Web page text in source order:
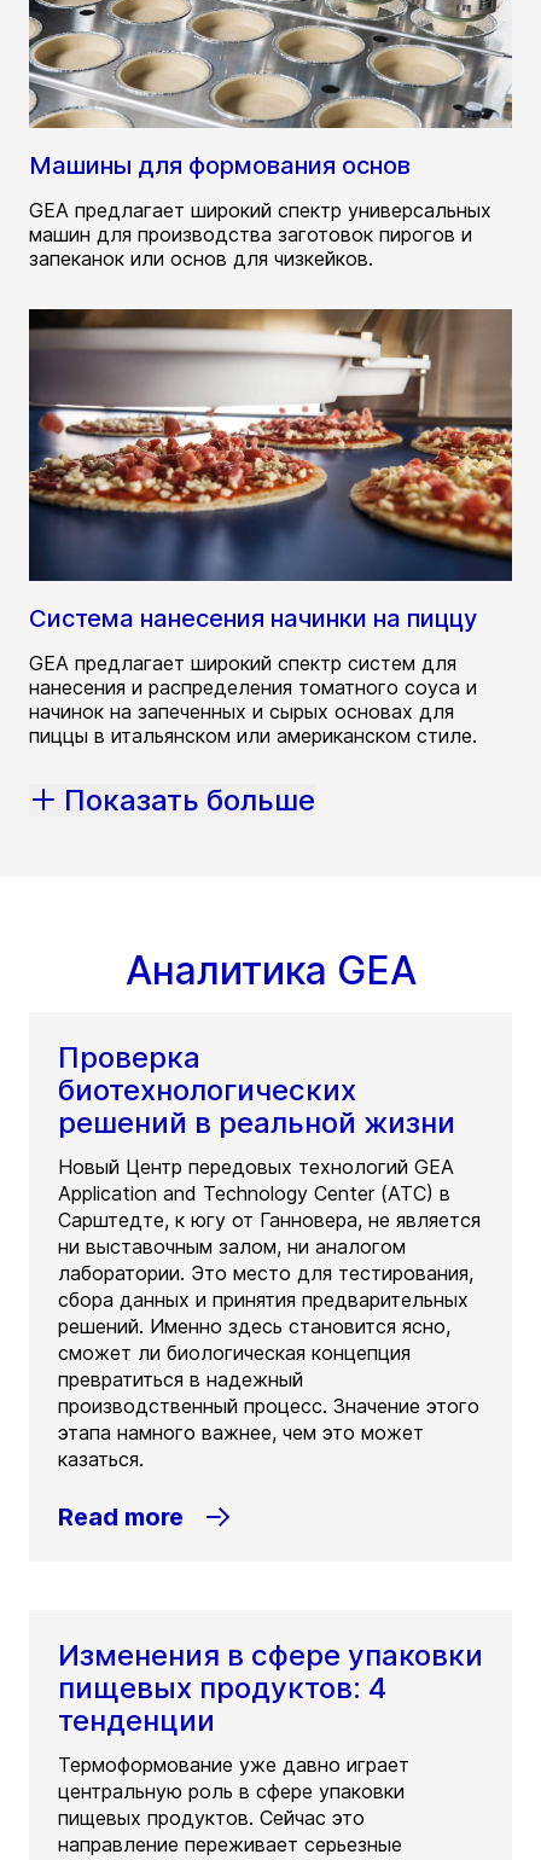
Машины для формования основ
GEA предлагает широкий спектр универсальных
машин для производства заготовок пирогов и
запеканок или основ для чизкейков.
Система нанесения начинки на пиццу
GEA предлагает широкий спектр систем для
нанесения и распределения томатного соуса и
начинок на запеченных и сырых основах для
пиццы в итальянском или американском стиле.
Показать больше
Аналитика GEA
Проверка
биотехнологических
решений в реальной жизни
Новый Центр передовых технологий GEA
Application and Technology Center (ATC) в
Сарштедте, к югу от Ганновера, не является
ни выставочным залом, ни аналогом
лаборатории. Это место для тестирования,
сбора данных и принятия предварительных
решений. Именно здесь становится ясно,
сможет ли биологическая концепция
превратиться в надежный
производственный процесс. Значение этого
этапа намного важнее, чем это может
казаться.
Read more
Изменения в сфере упаковки
пищевых продуктов: 4
тенденции
Термоформование уже давно играет
центральную роль в сфере упаковки
пищевых продуктов. Сейчас это
направление переживает серьезные